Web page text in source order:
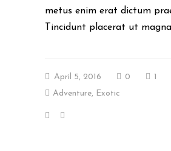
metus enim erat dictum
Tincidunt placerat ut
April 5, 2016 0
1
Adventure, Exotic